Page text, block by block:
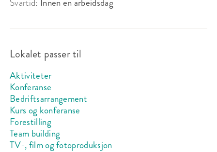
Lokalet passer til
Aktiviteter
Konferanse
Bedriftsarrangement
Kurs og konferanse
Forestilling
Team building
TV-, film og fotoproduksjon